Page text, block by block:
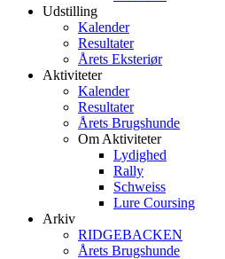
Udstilling
Kalender
Resultater
Årets Eksteriør
Aktiviteter
Kalender
Resultater
Årets Brugshunde
Om Aktiviteter
Lydighed
Rally
Schweiss
Lure Coursing
Arkiv
RIDGEBACKEN
Årets Brugshunde